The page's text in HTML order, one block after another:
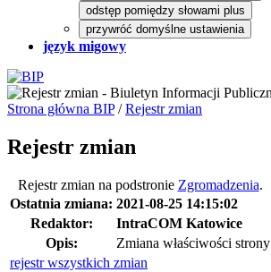
odstęp pomiędzy słowami plus
przywróć domyślne ustawienia
język migowy
Strona główna BIP/Rejestr zmian
Rejestr zmian
Rejestr zmian na podstronie Zgromadzenia.
Ostatnia zmiana: 2021-08-25 14:15:02
Redaktor:
IntraCOM Katowice
Opis:
Zmiana właściwości strony
rejestr wszystkich zmian